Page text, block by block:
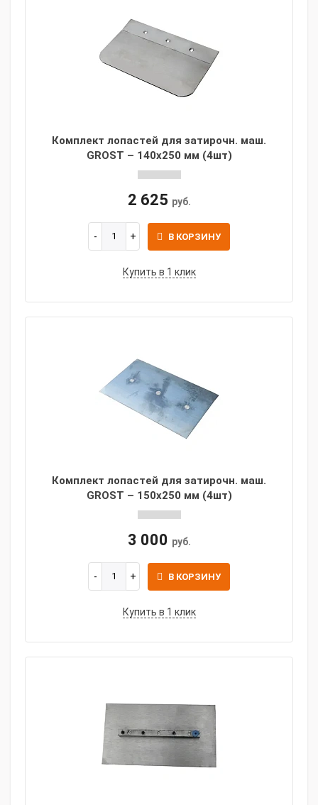
Комплект лопастей для затирочн. маш.
GROST – 140x250 мм (4шт)
2 625 руб.
В КОРЗИНУ
Купить в 1 клик
Комплект лопастей для затирочн. маш.
GROST – 150x250 мм (4шт)
3 000 руб.
В КОРЗИНУ
Купить в 1 клик